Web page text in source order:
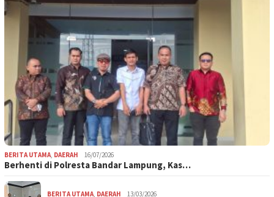
BERITA UTAMA, DAERAH 16/07/2026
Berhenti di Polresta Bandar Lampung, Kas…
BERITA UTAMA, DAERAH 13/03/2026